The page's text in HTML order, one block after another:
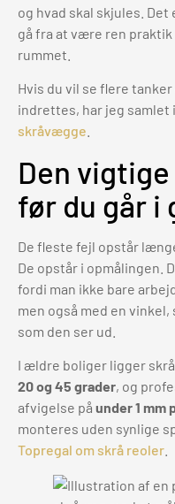
og hvad skal skjules.
gå fra at være ren
rummet.
Hvis du vil se flere
indrettes, har jeg samlet
skråvægge
Den
før du går i
De fleste fejl opstår
De opstår i opmålingen.
fordi man ikke bare
men også med en
som den ser ud.
I ældre boliger ligger
20 og 45 grader, og
afvigelse på under 1 mm
monteres uden synlige
Topregal om skrå reoler